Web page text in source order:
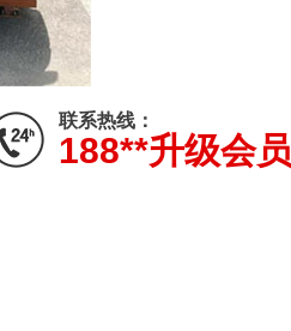
联系热线：
188**升级会员